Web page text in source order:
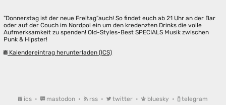
"Donnerstag ist der neue Freitag"auch! So findet euch ab 21 Uhr an der Bar
oder auf der Couch im Nordpol ein um den kredenzten Drinks die volle
Aufmerksamkeit zu spenden! Old-Styles-Best SPECIALS Musik zwischen
Punk & Hipster!
Kalendereintrag herunterladen (ICS)
ics • mastodon • rss • twitter • bluesky •
telegram